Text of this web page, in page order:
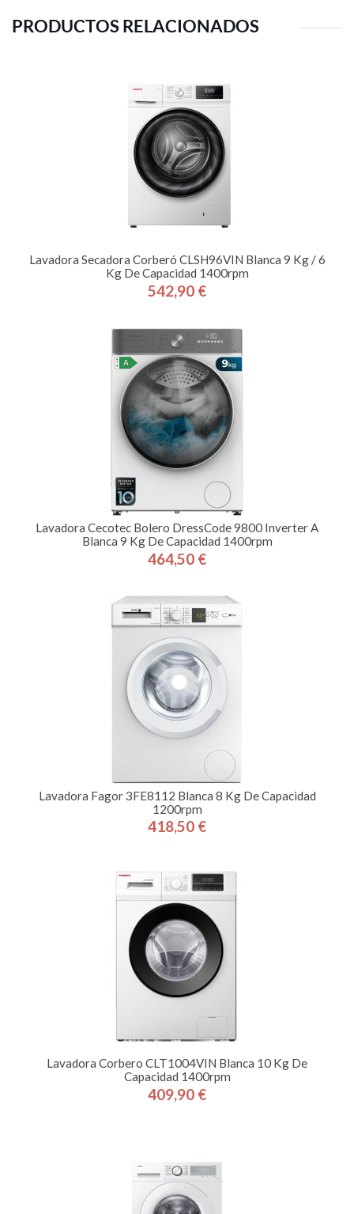
PRODUCTOS RELACIONADOS
Lavadora Secadora Corberó CLSH96VIN Blanca 9 Kg / 6
Kg De Capacidad 1400rpm
Precio
542,90 €
Lavadora Cecotec Bolero DressCode 9800 Inverter A
Blanca 9 Kg De Capacidad 1400rpm
Precio
464,50 €
Lavadora Fagor 3FE8112 Blanca 8 Kg De Capacidad
1200rpm
Precio
418,50 €
Lavadora Corbero CLT1004VIN Blanca 10 Kg De
Capacidad 1400rpm
Precio
409,90 €